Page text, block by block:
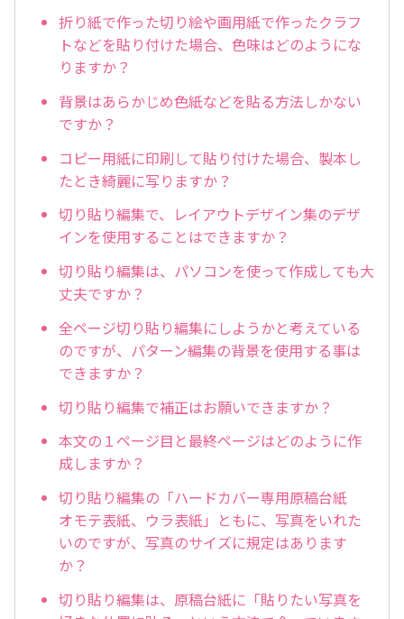
折り紙で作った切り絵や画用紙で作ったクラフ
トなどを貼り付けた場合、色味はどのようにな
りますか？
背景はあらかじめ色紙などを貼る方法しかない
ですか？
コピー用紙に印刷して貼り付けた場合、製本し
たとき綺麗に写りますか？
切り貼り編集で、レイアウトデザイン集のデザ
インを使用することはできますか？
切り貼り編集は、パソコンを使って作成しても大
丈夫ですか？
全ページ切り貼り編集にしようかと考えている
のですが、パターン編集の背景を使用する事は
できますか？
切り貼り編集で補正はお願いできますか？
本文の１ページ目と最終ページはどのように作
成しますか？
切り貼り編集の「ハードカバー専用原稿台紙
オモテ表紙、ウラ表紙」ともに、写真をいれた
いのですが、写真のサイズに規定はあります
か？
切り貼り編集は、原稿台紙に「貼りたい写真を